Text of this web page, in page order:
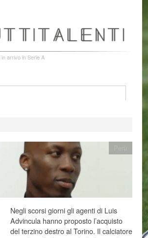
arrivo in Serie A
Negli scorsi giorni gli agenti di Luis
Advincula hanno proposto l’acquisto
del terzino destro al Torino. Il calciatore